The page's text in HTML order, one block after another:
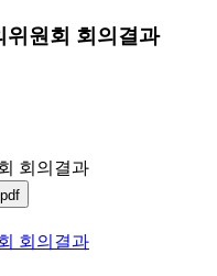
위원회 회의결과
회의결과
회의결과